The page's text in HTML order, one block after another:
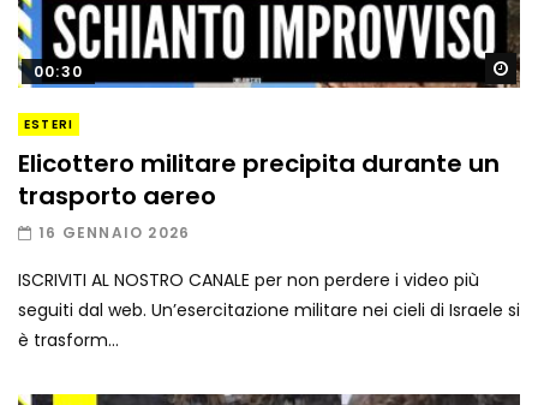
00:30
ESTERI
Elicottero militare precipita durante un
trasporto aereo
16 GENNAIO 2026
ISCRIVITI AL NOSTRO CANALE per non perdere i video più
seguiti dal web. Un’esercitazione militare nei cieli di Israele si
è trasform...